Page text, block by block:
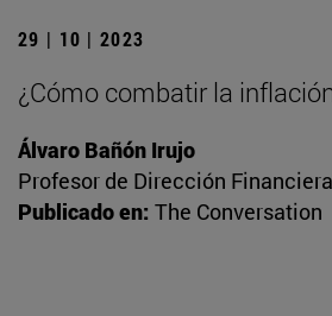
29 | 10 | 2023
¿Cómo combatir la
Álvaro Bañón Irujo
Profesor de Dirección
Publicado en: The Conversation